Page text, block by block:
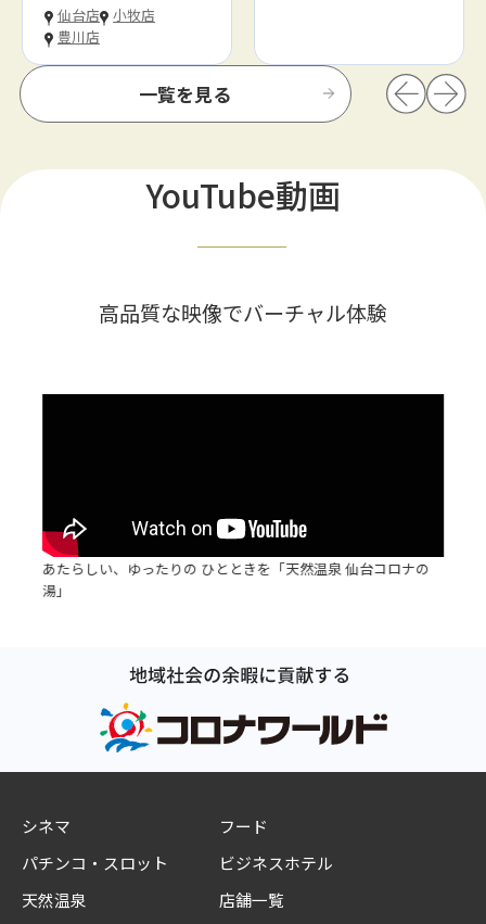
一覧を見る
仙台店
小牧店
豊川店
YouTube動画
高品質な映像でバーチャル体験
あたらしい、ゆったりの ひとときを「天然温泉 仙台コロナの
湯」
シネマ
パチンコ・スロット
天然温泉
フード
ビジネスホテル
店舗一覧